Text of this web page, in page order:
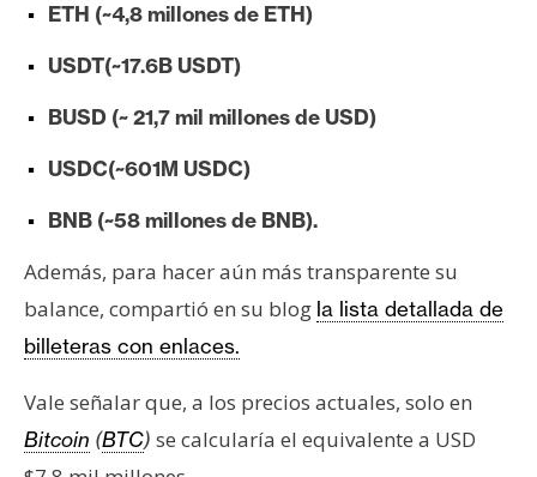
a
c
t
o
P
b
l
c
i
a
d
ETH (~4,8 millones de ETH)
USDT(~17.6B USDT)
BUSD (~ 21,7 mil millones de USD)
USDC(~601M USDC)
BNB (~58 millones de BNB).
Además, para hacer aún más transparente su
balance, compartió en su blog la lista detallada de
billeteras con enlaces.
Vale señalar que, a los precios actuales, solo en
Bitcoin (BTC) se calcularía el equivalente a USD